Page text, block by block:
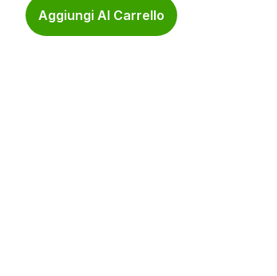
Aggiungi Al Carrello